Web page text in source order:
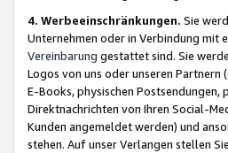
4. Werbeeinschränkungen. Sie
Unternehmen oder in Verbindung mit
Vereinbarung gestattet sind. Sie
Logos von uns oder unseren
E-Books, physischen
Direktnachrichten von Ihren Social-
Kunden angemeldet werden) und
stehen. Auf unser Verlangen stellen